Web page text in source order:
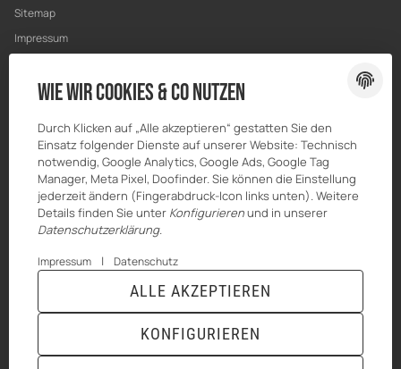
Sitemap
Impressum
Widerrufsrecht
© HILBERT Mineralöl GmbH* Alle Preise inkl. gesetzlicher USt., zzgl.Versand
JTL-Shop| TECHNIK JTL-Shop Template
Wie wir Cookies & Co nutzen
Durch Klicken auf „Alle akzeptieren“ gestatten Sie den
Einsatz folgender Dienste auf unserer Website: Technisch
notwendig, Google Analytics, Google Ads, Google Tag
Manager, Meta Pixel, Doofinder. Sie können die Einstellung
jederzeit ändern (Fingerabdruck-Icon links unten). Weitere
Details finden Sie unter Konfigurierenund in unserer
Datenschutzerklärung.
Impressum | Datenschutz
KONFIGURIEREN
ALLE AKZEPTIEREN